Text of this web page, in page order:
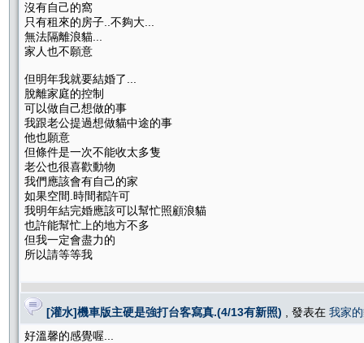
沒有自己的窩
只有租來的房子..不夠大...
無法隔離浪貓...
家人也不願意
但明年我就要結婚了...
脫離家庭的控制
可以做自己想做的事
我跟老公提過想做貓中途的事
他也願意
但條件是一次不能收太多隻
老公也很喜歡動物
我們應該會有自己的家
如果空間.時間都許可
我明年結完婚應該可以幫忙照顧浪貓
也許能幫忙上的地方不多
但我一定會盡力的
所以請等等我
[灌水]機車版主硬是強打台客寫真.(4/13有新照) , 發表在 我家
好溫馨的感覺喔...